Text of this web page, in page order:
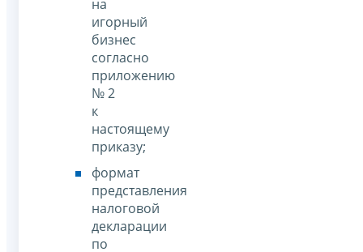
на
игорный
бизнес
согласно
приложению
№ 2
к
настоящему
приказу;
формат
представления
налоговой
декларации
по